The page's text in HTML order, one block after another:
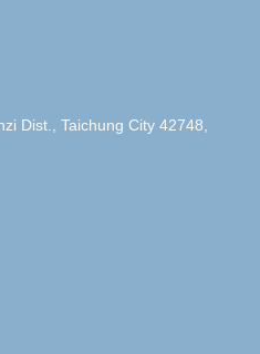
Dist., Taichung City 42748,